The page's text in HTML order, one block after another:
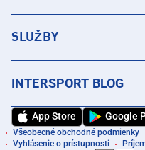
SLUŽBY
INTERSPORT BLOG
App Store Google
Všeobecné obchodné podmienky
Vyhlásenie o prístupnosti